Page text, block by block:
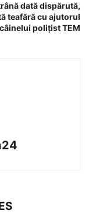
dată dispărută,
teafără cu ajutorul
câinelui polițist TEM